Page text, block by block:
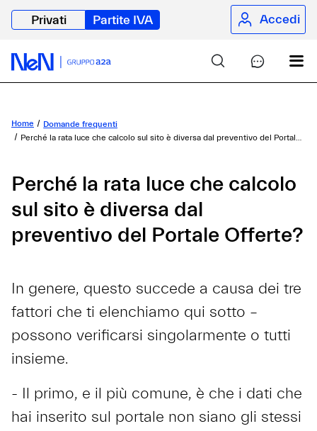
Privati Partite IVA Accedi
Home
Domande frequenti
Perché la rata luce che calcolo sul sito è diversa dal preventivo del Portale Offerte?
Perché la rata luce che calcolo
sul sito è diversa dal
preventivo del Portale Offerte?
In genere, questo succede a causa dei tre
fattori che ti elenchiamo qui sotto –
possono verificarsi singolarmente o tutti
insieme.
- Il primo, e il più comune, è che i dati che
hai inserito sul portale non siano gli stessi